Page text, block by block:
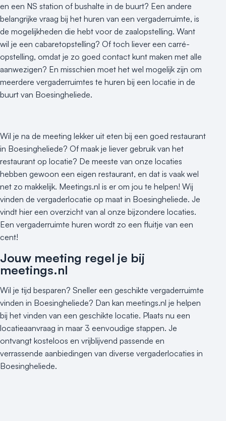
en een NS station of bushalte in de buurt? Een andere
belangrijke vraag bij het huren van een vergaderruimte, is
de mogelijkheden die hebt voor de zaalopstelling. Want
wil je een cabaretopstelling? Of toch liever een carré-
opstelling, omdat je zo goed contact kunt maken met alle
aanwezigen? En misschien moet het wel mogelijk zijn om
meerdere vergaderruimtes te huren bij een locatie in de
buurt van Boesingheliede.
Wil je na de meeting lekker uit eten bij een goed restaurant
in Boesingheliede? Of maak je liever gebruik van het
restaurant op locatie? De meeste van onze locaties
hebben gewoon een eigen restaurant, en dat is vaak wel
net zo makkelijk. Meetings.nl is er om jou te helpen! Wij
vinden de vergaderlocatie op maat in Boesingheliede. Je
vindt hier een overzicht van al onze bijzondere locaties.
Een vergaderruimte huren wordt zo een fluitje van een
cent!
Jouw meeting regel je bij
meetings.nl
Wil je tijd besparen? Sneller een geschikte vergaderruimte
vinden in Boesingheliede? Dan kan meetings.nl je helpen
bij het vinden van een geschikte locatie. Plaats nu een
locatieaanvraag in maar 3 eenvoudige stappen. Je
ontvangt kosteloos en vrijblijvend passende en
verrassende aanbiedingen van diverse vergaderlocaties in
Boesingheliede.